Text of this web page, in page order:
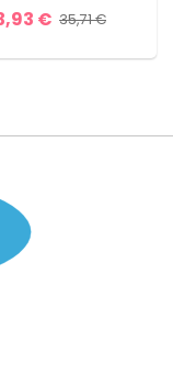
€ 35,71 €